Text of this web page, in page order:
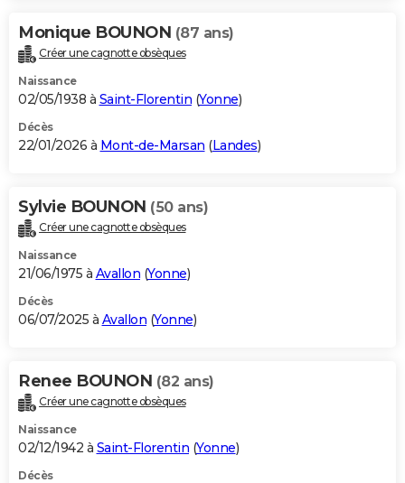
Carte de Noël
Carte Bonne année
Carte Saint-Valentin
Carte Pâques
Carte d'anniversaire
DICTIONNAIRE
Dictionnaire
Biographies
Citations
Expressions
Proverbes
PROGRAMME TV
S'inscrire
Se connecter
Lycées
Collèges
Primaires
Universités
Entreprises
Service militaire
Avis de recherche
AVIS DE DÉCÈS
Bricolage
Lifestyle
Culture
Sport
Auto
Television
Voyage
Cinema
Monique BOUNON (87 ans)
Créer une cagnotte obsèques
Naissance
02/05/1938 à Saint-Florentin (Yonne)
Décès
22/01/2026 à Mont-de-Marsan (Landes)
Sylvie BOUNON (50 ans)
Créer une cagnotte obsèques
Naissance
21/06/1975 à Avallon (Yonne)
Décès
06/07/2025 à Avallon (Yonne)
Renee BOUNON (82 ans)
Créer une cagnotte obsèques
Naissance
02/12/1942 à Saint-Florentin (Yonne)
Décès